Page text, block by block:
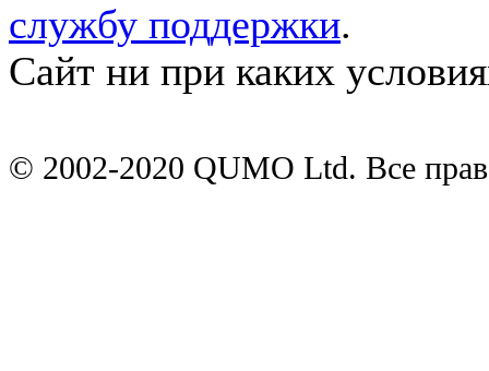
службу поддержки.
Сайт ни при каких
© 2002-2020 QUMO Ltd. Все